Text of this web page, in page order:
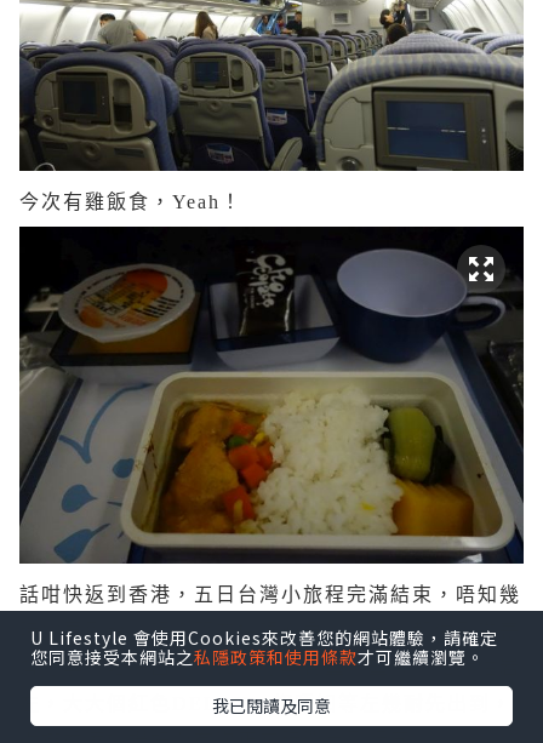
今次有雞飯食，Yeah！
話咁快返到香港，五日台灣小旅程完滿結束，唔知幾
時會再到台灣呢？落左機唔心急慢慢行，都估到啲寄
倉行李冇咁快出黎，去到行李帶望一望果然比我估岩
左，大大個紅色DELAY，都唔知等左幾耐先出到，
U Lifestyle 會使用Cookies來改善您的網站體驗，請確定
您同意接受本網站之私隱政策和使用條款才可繼續瀏覽。
我已閱讀及同意